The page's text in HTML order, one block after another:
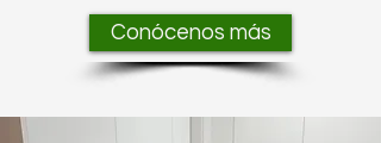
Conócenos más